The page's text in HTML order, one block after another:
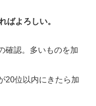
ばよろしい。
確認。多いものを加
20位以内にきたら加